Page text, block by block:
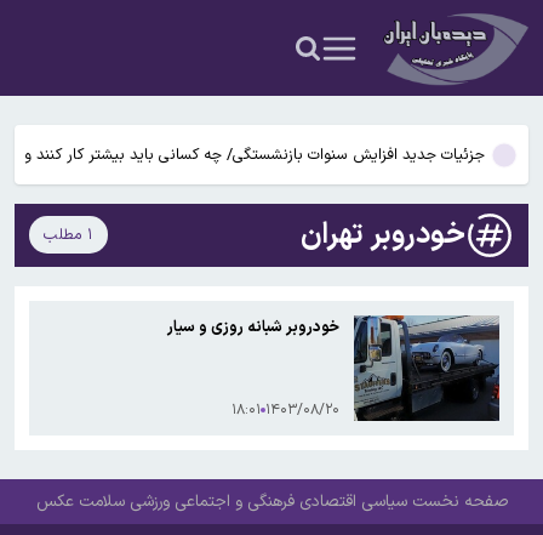
عکس و فیلم
یافته جدید: سرعت گرمایش جهانی در یک دهه گذشته تقریباً دو برابر
شده است
جزئیات جدید افزایش سنوات بازنشستگی/ چه کسانی باید بیشتر کار کنند و
چه افرادی معاف هستند؟
آتش‌سوزی مرگبار در مجتمع تجاری سعیدیه همدان
دانشمندان راز آبشار خونین جنوبگان را کشف کردند
عکس و فیلم
یافته جدید: سرعت گرمایش جهانی در یک دهه گذشته تقریباً دو برابر
شده است
جزئیات جدید افزایش سنوات بازنشستگی/ چه کسانی باید بیشتر کار کنند و
خودروبر تهران ۱ مطلب
خودروبر شبانه روزی و سیار
۱۴۰۳/۰۸/۲۰ ۱۸:۰۱
صفحه نخست سیاسی اقتصادی فرهنگی و اجتماعی ورزشی سلامت عکس